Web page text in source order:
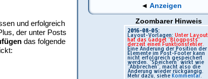
und erfolgreich
der unter Posts
das folgende
◄ Anzeigen
Zoombarer Hinweis
2016-08-05:
Layout-Vorlagen: Unter Layout
hat das Gadget "Blogposts"
derzeit einen Funktionsfehler.
Eine Änderung der Position der
Elemente im Post-Footer kann
nicht erfolgreich gespeichert
werden. "Speichern" wirkt wie
"Abbrechen", macht also die
Änderung wieder rückgängig.
Mehr dazu, siehe Kommentar.